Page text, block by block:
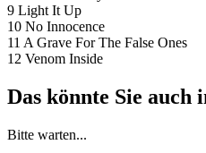
9 Light It Up
10 No Innocence
11 A Grave For The False Ones
12 Venom Inside
Das könnte Sie auch
Bitte warten...